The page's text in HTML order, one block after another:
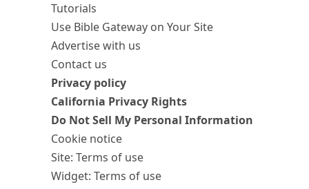
Tutorials
Use Bible Gateway on Your Site
Advertise with us
Contact us
Privacy policy
California Privacy Rights
Do Not Sell My Personal Information
Cookie notice
Site: Terms of use
Widget: Terms of use